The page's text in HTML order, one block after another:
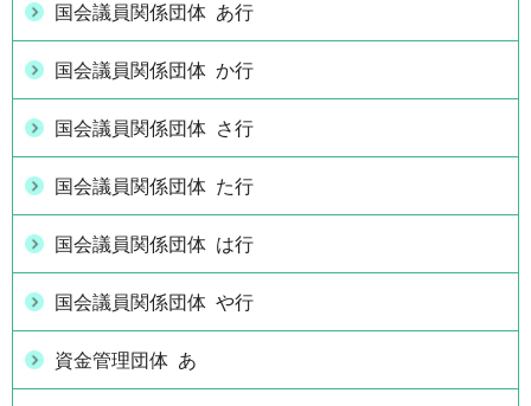
国会議員関係団体 あ行
国会議員関係団体 か行
国会議員関係団体 さ行
国会議員関係団体 た行
国会議員関係団体 は行
国会議員関係団体 や行
資金管理団体 あ